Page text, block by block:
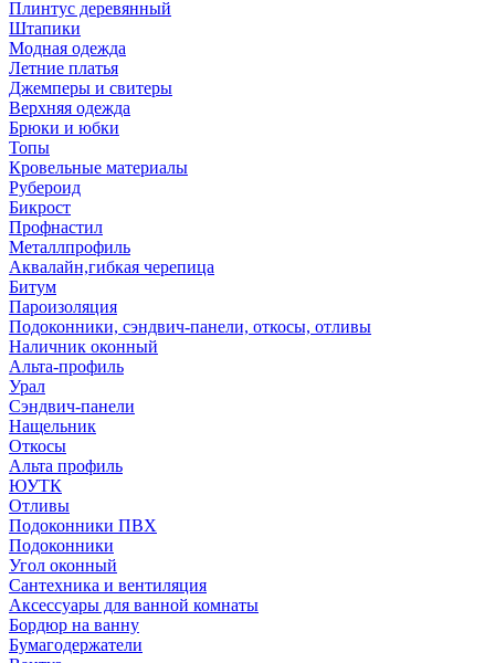
Плинтус деревянный
Штапики
Модная одежда
Летние платья
Джемперы и свитеры
Верхняя одежда
Брюки и юбки
Топы
Кровельные материалы
Рубероид
Бикрост
Профнастил
Металлпрофиль
Аквалайн,гибкая черепица
Битум
Пароизоляция
Подоконники, сэндвич-панели, откосы, отливы
Наличник оконный
Альта-профиль
Урал
Сэндвич-панели
Нащельник
Откосы
Альта профиль
ЮУТК
Отливы
Подоконники ПВХ
Подоконники
Угол оконный
Сантехника и вентиляция
Аксессуары для ванной комнаты
Бордюр на ванну
Бумагодержатели